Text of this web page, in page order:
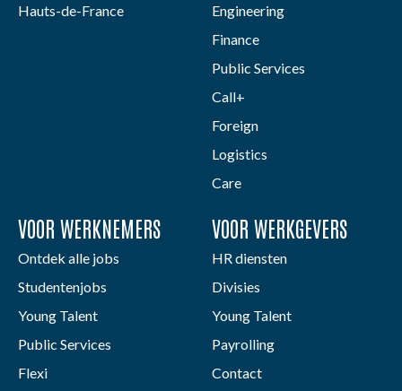
Hauts-de-France
Engineering
Finance
Public Services
Call+
Foreign
Logistics
Care
VOOR WERKNEMERS
Ontdek alle jobs
Studentenjobs
Young Talent
Public Services
Flexi
VOOR WERKGEVERS
HR diensten
Divisies
Young Talent
Payrolling
Contact